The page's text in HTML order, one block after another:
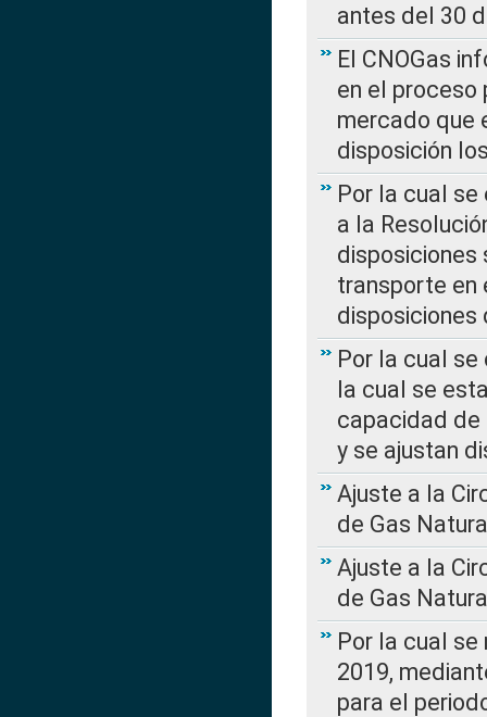
antes del 30
El CNOGas
en el
mercado que
disposición
Por la cual se
a la
disposiciones
transporte en
disposiciones
Por la cual se
la cual se
capacidad de
y se ajustan
Ajuste a la
de Gas
Ajuste a la
de Gas
Por la cual se
2019,
para el